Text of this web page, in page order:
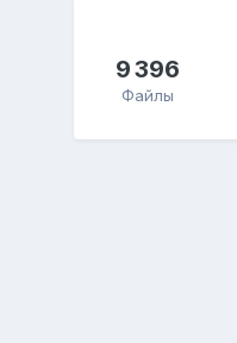
9 396
Файлы